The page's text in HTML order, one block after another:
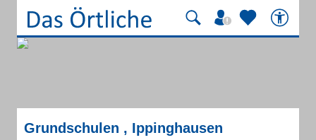
Grundschulen , Ippinghausen